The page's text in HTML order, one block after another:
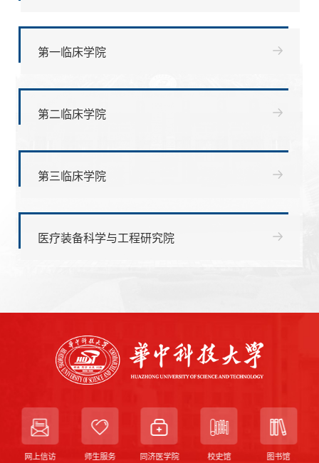
第一临床学院
第二临床学院
第三临床学院
医疗装备科学与工程研究院
网上信访 师生服务 同济医学院 校史馆 图书馆